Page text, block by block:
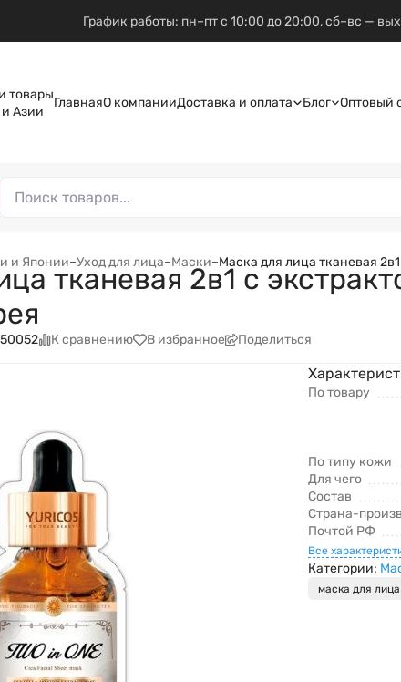
График работы: пн–пт с 10:00 до 20:00, сб–вс —
товары
Азии
ГлавнаяО компанииДоставка и оплата Блог Оптовый
и Японии–Уход для лица–Маски–Маска для лица тканевая
тканевая 2в1 с
К сравнению В избранное Поделиться
По товару
По типу кожи
Для чего
Состав
Страна-
Почтой РФ
Все
Категории:
маска для лица